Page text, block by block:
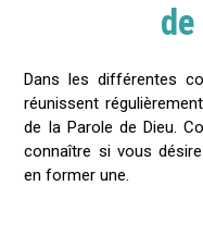
Dans les différentes
réunissent
de la Parole de Dieu.
connaître si vous
en former une.